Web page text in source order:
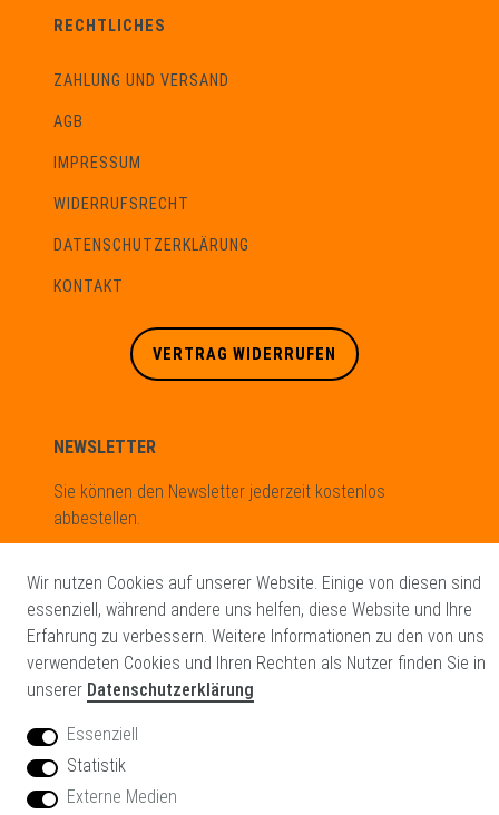
RECHTLICHES
ZAHLUNG UND VERSAND
AGB
IMPRESSUM
WIDERRUFSRECHT
DATENSCHUTZERKLÄRUNG
KONTAKT
VERTRAG WIDERRUFEN
NEWSLETTER
Sie können den Newsletter jederzeit kostenlos
abbestellen.
Honig
Hiermit bestätige ich, dass ich dieDaten­schutz­erklärung gelesen
habe. Meine Einwilligung kann ich jederzeit widerrufen.**
Wir nutzen Cookies auf unserer Website. Einige von diesen sind
essenziell, während andere uns helfen, diese Website und Ihre
Erfahrung zu verbessern. Weitere Informationen zu den von uns
verwendeten Cookies und Ihren Rechten als Nutzer finden Sie in
unserer Datenschutzerklärung
Essenziell
Statistik
Externe Medien